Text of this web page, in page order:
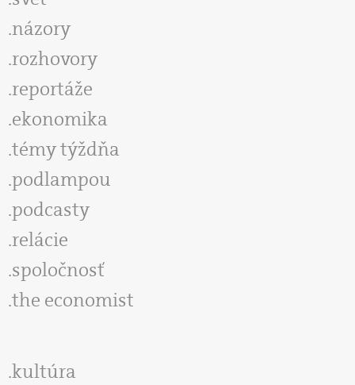
názory
rozhovory
reportáže
ekonomika
témy týždňa
podlampou
podcasty
relácie
spoločnosť
the economist
kultúra